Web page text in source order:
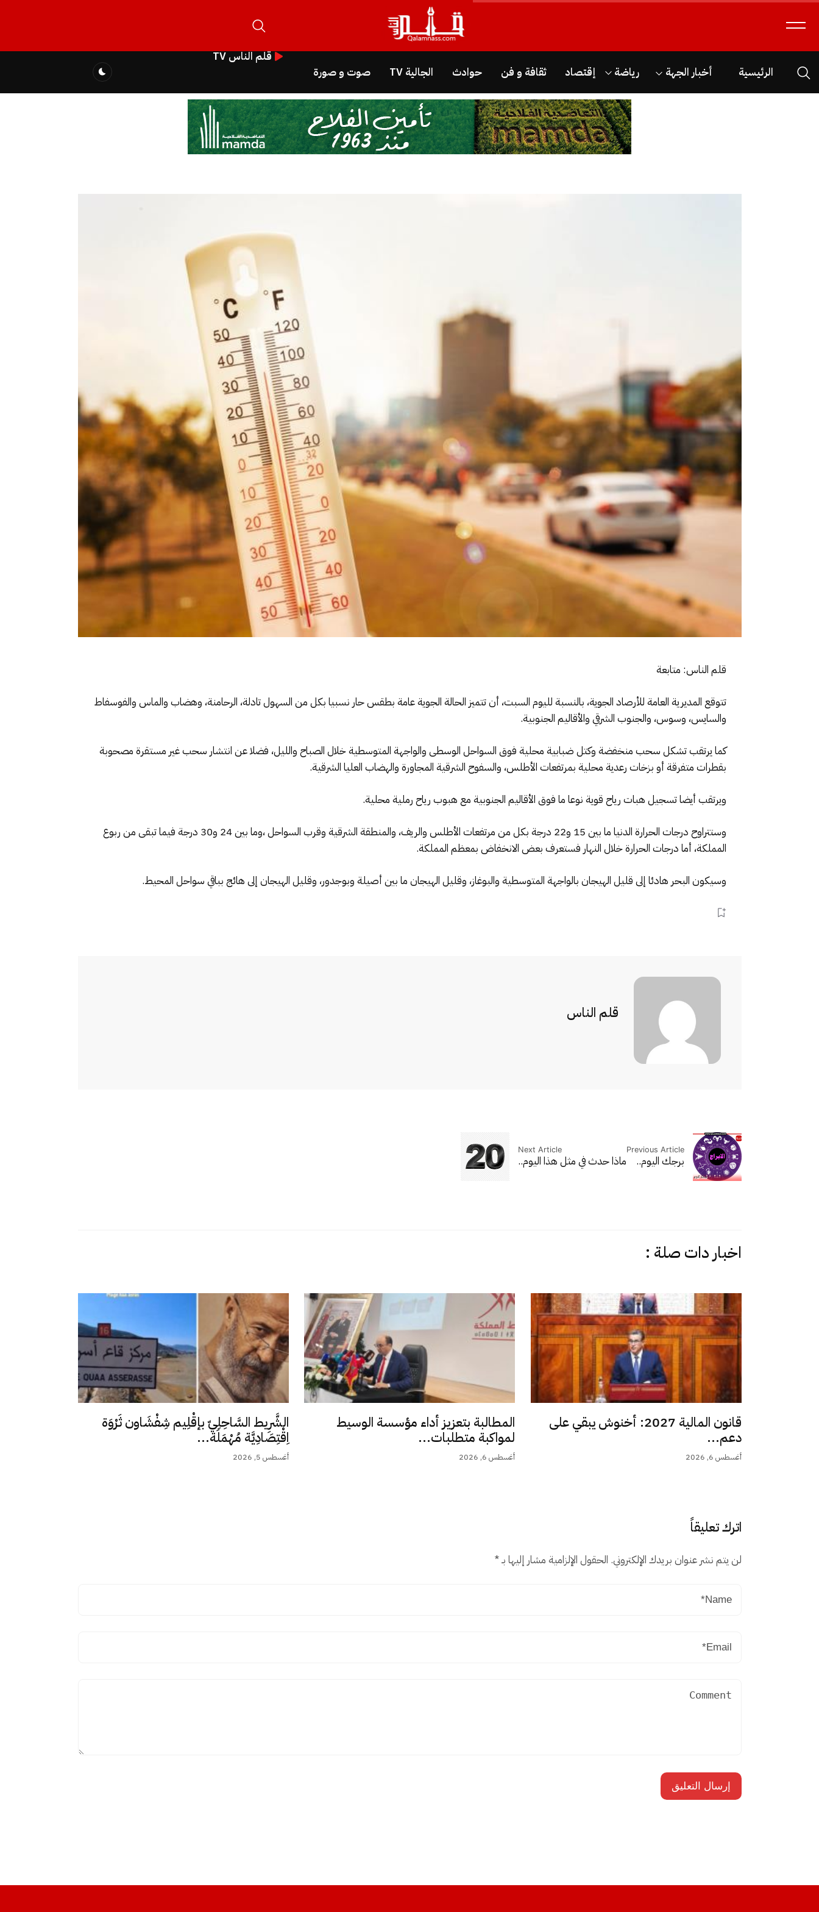
الرئيسية أخبار الجهة رياضة إقتصاد ثقافة و فن حوادث الجالية TV صوت و صورة
قلم الناس TV
قلم الناس: متابعة
تتوقع المديرية العامة للأرصاد الجوية، بالنسبة لليوم السبت، أن تتميز الحالة الجوية عامة بطقس حار نسبيا بكل من السهول تادلة، الرحامنة، وهضاب والماس والفوسفاط
والسايس، وسوس، والجنوب الشرقي والأقاليم الجنوبية.
كما يرتقب تشكل سحب منخفضة وكتل ضبابية محلية فوق السواحل الوسطى والواجهة المتوسطية خلال الصباح والليل، فضلا عن انتشار سحب غير مستقرة مصحوبة
بقطرات متفرقة أو بزخات رعدية محلية بمرتفعات الأطلس، والسفوح الشرقية المجاورة والهضاب العليا الشرقية.
ويرتقب أيضا تسجيل هبات رياح قوية نوعا ما فوق الأقاليم الجنوبية مع هبوب رياح رملية محلية.
وستتراوح درجات الحرارة الدنيا ما بين 15 و22 درجة بكل من مرتفعات الأطلس والريف، والمنطقة الشرقية وقرب السواحل ،وما بين 24 و30 درجة فيما تبقى من ربوع
المملكة، أما درجات الحرارة خلال النهار فستعرف بعض الانخفاض بمعظم المملكة.
وسيكون البحر هادئا إلى قليل الهيجان بالواجهة المتوسطية والبوغاز، وقليل الهيجان ما بين أصيلة وبوجدور، وقليل الهيجان إلى هائج بباقي سواحل المحيط.
قلم الناس
Previous Article
برجك اليوم..
Next Article
ماذا حدث في مثل هذا اليوم..
اخبار دات صلة :
قانون المالية 2027: أخنوش يبقي على
دعم...
أغسطس 6, 2026
المطالبة بتعزيز أداء مؤسسة الوسيط
لمواكبة متطلبات...
أغسطس 6, 2026
الشَّرِيط السَّاحِلِيّ بإقْلِيم شِفْشَاون ثَرْوَة
اِقْتِصَادِيَّة مُهْمَلَة...
أغسطس 5, 2026
اترك تعليقاً
لن يتم نشر عنوان بريدك الإلكتروني. الحقول الإلزامية مشار إليها بـ*